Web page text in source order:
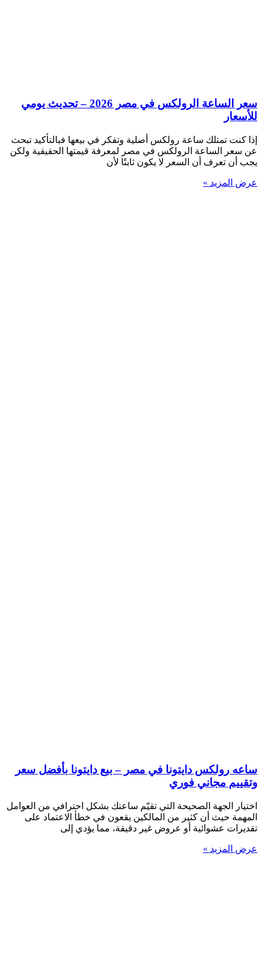
سعر الساعة الرولكس في مصر 2026 – تحديث يومي
للأسعار
إذا كنت تمتلك ساعة رولكس أصلية وتفكر في بيعها فبالتأكيد تبحث
عن سعر الساعة الرولكس في مصر لمعرفة قيمتها الحقيقية ولكن
يجب أن تعرف أن السعر لا يكون ثابتًا لأن
عرض المزيد »
ساعه رولكس دايتونا في مصر – بيع دايتونا بأفضل سعر
وتقييم مجاني فوري
اختيار الجهة الصحيحة التي تقيّم ساعتك بشكل احترافي من العوامل
المهمة حيث أن كثير من المالكين يقعون في خطأ الاعتماد على
تقديرات عشوائية أو عروض غير دقيقة، مما يؤدي إلى
عرض المزيد »